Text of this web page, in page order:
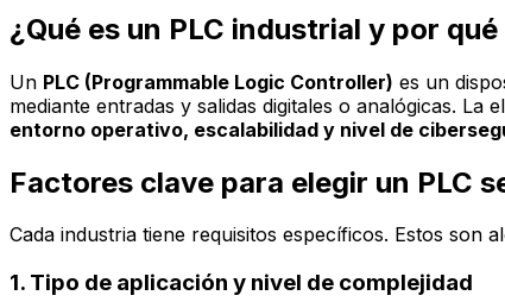
¿Qué es un PLC industrial y por
Un PLC (Programmable Logic Controller) es un
mediante entradas y salidas digitales o analógicas.
entorno operativo, escalabilidad y nivel de
Factores clave para elegir un PLC
Cada industria tiene requisitos específicos. Estos son
1. Tipo de aplicación y nivel de complejidad